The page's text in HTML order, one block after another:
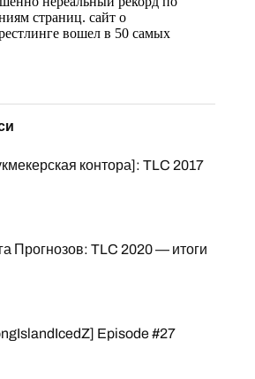
контора]: TLC 2017
Прогнозов: TLC 2020 — итоги
Episode #27